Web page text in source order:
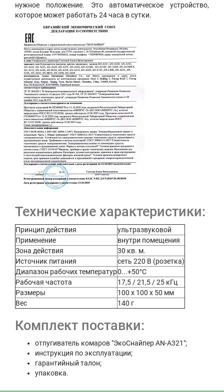
нужное положение. Это автоматическое устройство,
которое может работать 24 часа в сутки.
Технические характеристики:
Принцип действия
ультразвуковой
Применение
внутри помещения
Зона действия
30 кв. м.
Источник питания
сеть 220 В (розетка)
Диапазон рабочих температур0...+50°C
Рабочая частота
17,5 / 21,5 / 25 кГц
Размеры
100 х 100 х 50 мм
Вес
140 г
Комплект поставки:
отпугиватель комаров "ЭкоСнайпер AN-A321";
инструкция по эксплуатации;
гарантийный талон;
упаковка.